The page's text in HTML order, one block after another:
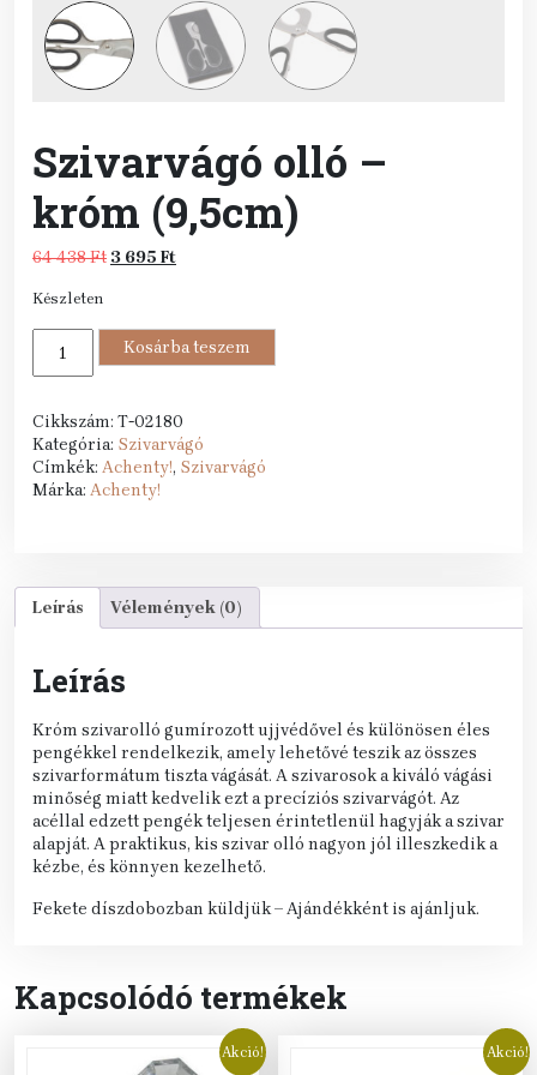
Szivarvágó olló –
króm (9,5cm)
64 438Ft Original
64
438 Ft.
3 695 FtCurrent
3
695 Ft.
Készleten
olló
(9,5cm)
mennyiség
Kosárba teszem
Cikkszám: T-02180
Kategória: Szivarvágó
Címkék: Achenty!, Szivarvágó
Márka: Achenty!
Leírás Vélemények (0)
Leírás
Króm szivarolló gumírozott ujjvédővel és különösen éles
pengékkel rendelkezik, amely lehetővé teszik az összes
szivarformátum tiszta vágását. A szivarosok a kiváló vágási
minőség miatt kedvelik ezt a precíziós szivarvágót. Az
acéllal edzett pengék teljesen érintetlenül hagyják a szivar
alapját. A praktikus, kis szivar olló nagyon jól illeszkedik a
kézbe, és könnyen kezelhető.
Fekete díszdobozban küldjük – Ajándékként is ajánljuk.
Kapcsolódó termékek
Akció! Akció!